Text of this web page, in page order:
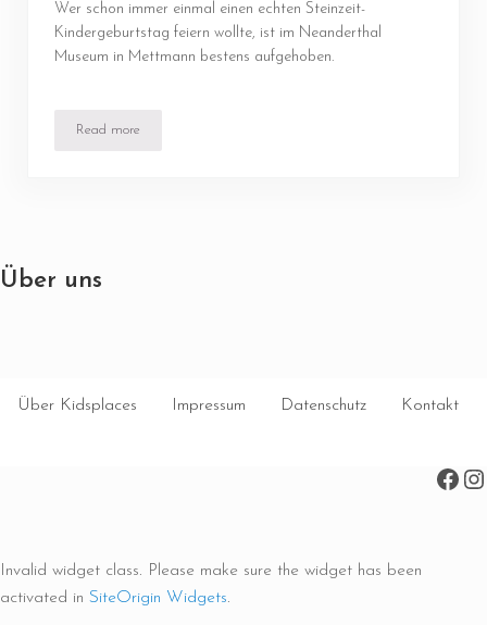
Wer schon immer einmal einen echten Steinzeit-
Kindergeburtstag feiern wollte, ist im Neanderthal
Museum in Mettmann bestens aufgehoben.
Read moreNeanderthal Museum
Über uns
Über Kidsplaces Impressum Datenschutz Kontakt
Invalid widget class. Please make sure the widget has been
activated in SiteOrigin Widgets.